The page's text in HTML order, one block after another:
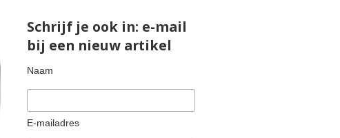
Schrijf je ook in: e-mail
bij een nieuw artikel
Naam
E-mailadres